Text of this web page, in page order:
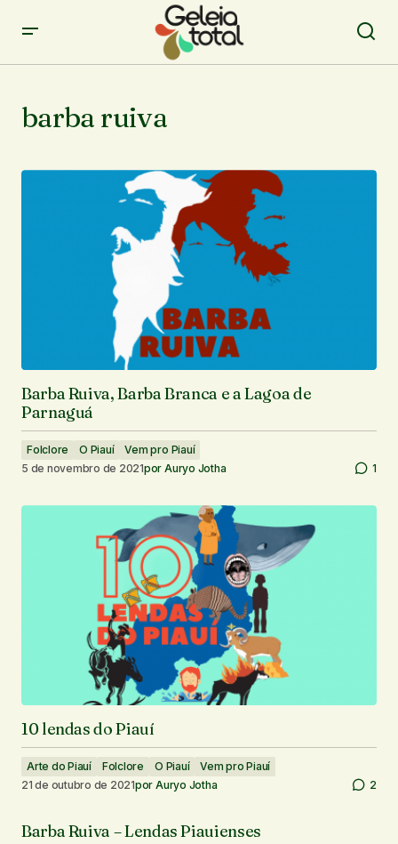
barba ruiva
Barba Ruiva, Barba Branca e a Lagoa de
Parnaguá
Folclore O Piauí
Vem pro Piauí
5 de novembro de 2021por Auryo Jotha 1
10 lendas do Piauí
Arte do Piauí Folclore O Piauí
Vem pro Piauí
21 de outubro de 2021por Auryo Jotha 2
Barba Ruiva – Lendas Piauienses